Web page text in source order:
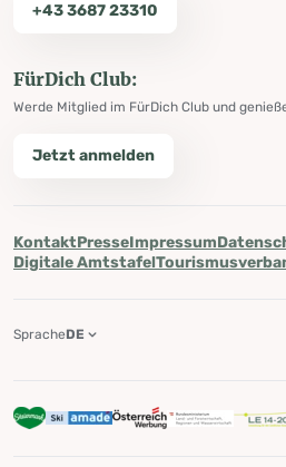
+43 3687 23310
FürDich Club:
Werde Mitglied im FürDich Club und
Jetzt anmelden
KontaktPresseImpressum
Digitale Amtstafel
SpracheDE